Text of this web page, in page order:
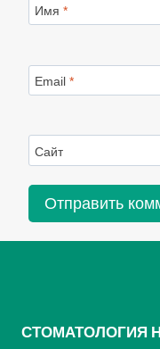
Имя *
Email *
Сайт
СТОМАТОЛОГИЯ